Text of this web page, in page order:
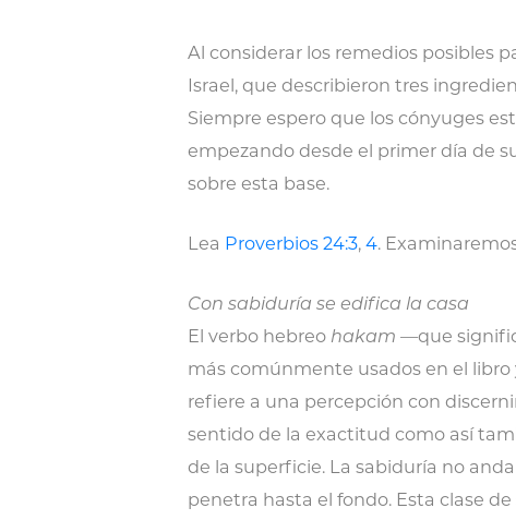
Al considerar los remedios posibles
Israel, que describieron tres
Siempre espero que los cónyuges
empezando desde el primer día de
sobre esta base.
Lea Proverbios 24:3, 4.
Con sabiduría se edifica la casa
El verbo hebreo hakam —que
más comúnmente usados en el
refiere a una percepción con
sentido de la exactitud como así
de la superficie. La sabiduría no
penetra hasta el fondo. Esta clase